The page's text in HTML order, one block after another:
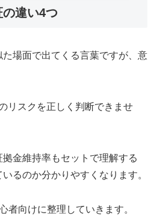
違い4つ
場面で出てくる言葉ですが、意
リスクを正しく判断できませ
金維持率もセットで理解する
るのか分かりやすくなります。
者向けに整理していきます。